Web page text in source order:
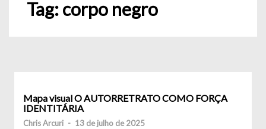
Tag:corpo negro
Mapa visual O AUTORRETRATO COMO FORÇA
IDENTITÁRIA
Chris Arcuri - 13 de julho de 2025